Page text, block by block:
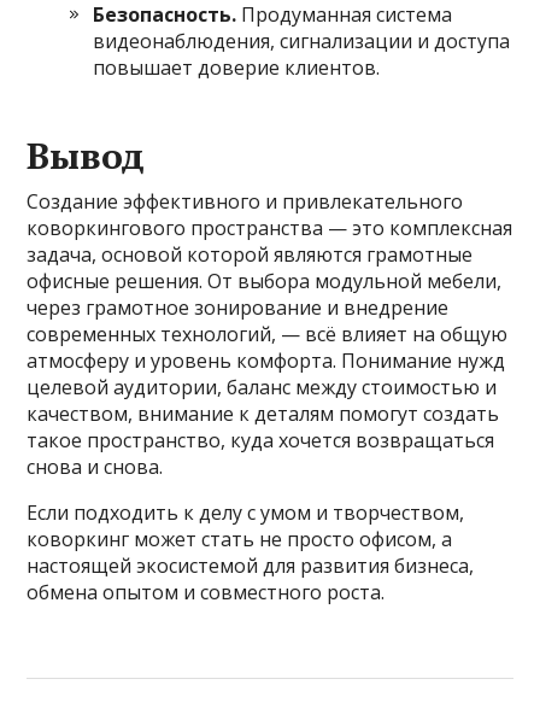
Безопасность. Продуманная система
видеонаблюдения, сигнализации и доступа
повышает доверие клиентов.
Вывод
Создание эффективного и привлекательного
коворкингового пространства — это комплексная
задача, основой которой являются грамотные
офисные решения. От выбора модульной мебели,
через грамотное зонирование и внедрение
современных технологий, — всё влияет на общую
атмосферу и уровень комфорта. Понимание нужд
целевой аудитории, баланс между стоимостью и
качеством, внимание к деталям помогут создать
такое пространство, куда хочется возвращаться
снова и снова.
Если подходить к делу с умом и творчеством,
коворкинг может стать не просто офисом, а
настоящей экосистемой для развития бизнеса,
обмена опытом и совместного роста.